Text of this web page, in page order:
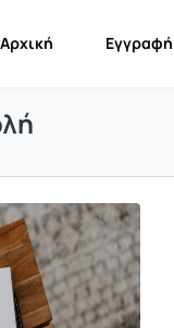
Αρχική Εγγραφή